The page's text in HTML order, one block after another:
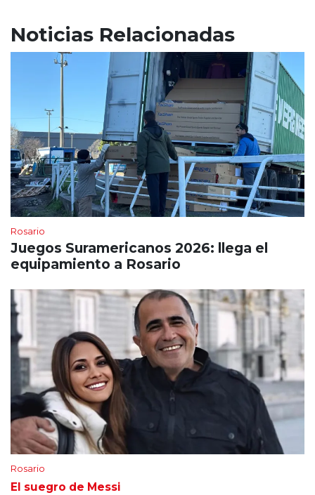
Noticias Relacionadas
Rosario
Juegos Suramericanos 2026: llega el
equipamiento a Rosario
Rosario
El suegro de Messi